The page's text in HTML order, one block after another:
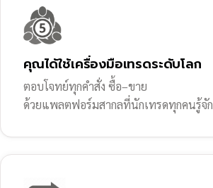
คุณได้ใช้เครื่องมือเทรดระดับโลก
ตอบโจทย์ทุกคำสั่ง ซื้อ–ขาย
ด้วยแพลตฟอร์มสากลที่นักเทรดทุกคนรู้จัก